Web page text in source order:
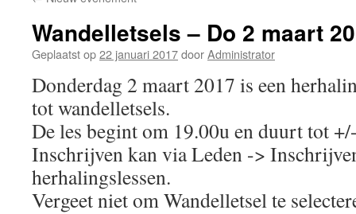
Wandelletsels – Do 2 maart
Geplaatst op22 januari 2017doorAdministrator
Donderdag 2 maart 2017 is een
tot wandelletsels.
De les begint om 19.00u en duurt tot
Inschrijven kan via Leden ->
herhalingslessen.
Vergeet niet om Wandelletsel te